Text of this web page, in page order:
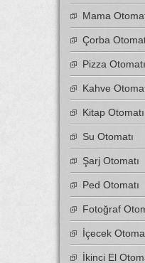
Mama
Çorba
Pizza Otomatı
Kahve
Kitap Otomatı
Su Otomatı
Şarj Otomatı
Ped Otomatı
Fotoğraf
İçecek
İkinci El